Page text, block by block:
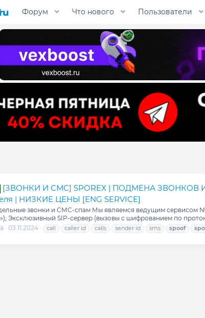
Форум Что нового Пользователи
[ЗВОНКИ И СМС] SPOREX | ПОДМЕНА ЗВОНКОВ И
| НИЗКИЕ ЦЕНЫ [ENG SERVICE]
звонки и СМС-спам Мы являемся ведущим сервисом
Эксклюзивный SIP-сервер (вызовы с шифрованием по
03.11.2024 call caller id calls sender id sms spoof